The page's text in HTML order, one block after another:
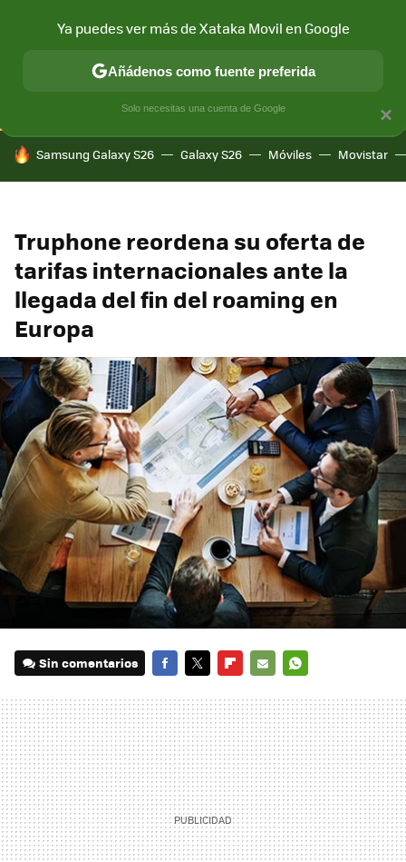
CONECTIVIDAD MÓVIL Y SOCIEDAD APLICACIONES
HOY SE HABLA DE
Samsung Galaxy S26 Galaxy S26 Móviles Movistar
Truphone reordena su oferta de
tarifas internacionales ante la
llegada del fin del roaming en
Europa
Sin comentarios
MAIL
×
Ya puedes ver más de Xataka Movil en Google
Añádenos como fuente preferida
Solo necesitas una cuenta de Google